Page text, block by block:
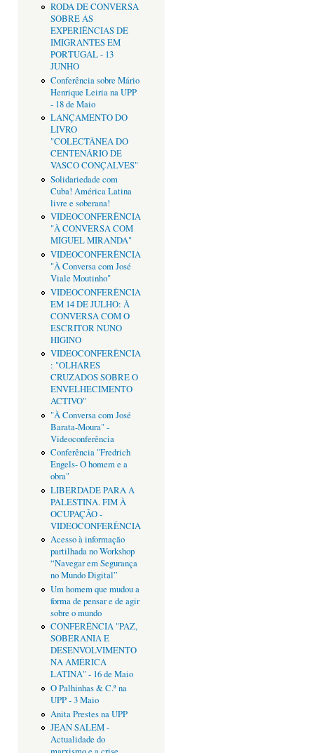
RODA DE CONVERSA
SOBRE AS
EXPERIÊNCIAS DE
IMIGRANTES EM
PORTUGAL - 13
JUNHO
Conferência sobre Mário
Henrique Leiria na UPP
- 18 de Maio
LANÇAMENTO DO
LIVRO
"COLECTÂNEA DO
CENTENÁRIO DE
VASCO CONÇALVES"
Solidariedade com
Cuba! América Latina
livre e soberana!
VIDEOCONFERÊNCIA
"À CONVERSA COM
MIGUEL MIRANDA"
VIDEOCONFERÊNCIA
"À Conversa com José
Viale Moutinho"
VIDEOCONFERÊNCIA
EM 14 DE JULHO: À
CONVERSA COM O
ESCRITOR NUNO
HIGINO
VIDEOCONFERÊNCIA
: "OLHARES
CRUZADOS SOBRE O
ENVELHECIMENTO
ACTIVO"
"À Conversa com José
Barata-Moura" -
Videoconferência
Conferência "Fredrich
Engels- O homem e a
obra"
LIBERDADE PARA A
PALESTINA. FIM À
OCUPAÇÃO -
VIDEOCONFERÊNCIA
Acesso à informação
partilhada no Workshop
“Navegar em Segurança
no Mundo Digital”
Um homem que mudou a
forma de pensar e de agir
sobre o mundo
CONFERÊNCIA "PAZ,
SOBERANIA E
DESENVOLVIMENTO
NA AMÉRICA
LATINA" - 16 de Maio
O Palhinhas & C.ª na
UPP - 3 Maio
Anita Prestes na UPP
JEAN SALEM -
Actualidade do